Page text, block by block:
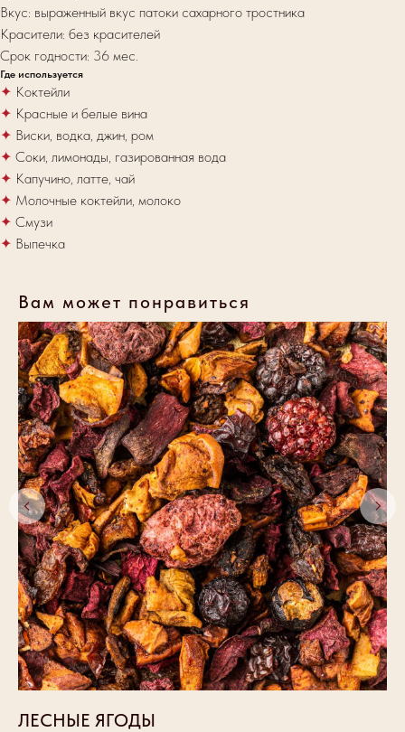
Вкус: выраженный вкус патоки сахарного тростника
Красители: без красителей
Срок годности: 36 мес.
Где используется
✦ Коктейли
✦ Красные и белые вина
✦ Виски, водка, джин, ром
✦ Соки, лимонады, газированная вода
✦ Капучино, латте, чай
✦ Молочные коктейли, молоко
✦ Смузи
✦ Выпечка
Вам может понравиться
ЛЕСНЫЕ ЯГОДЫ